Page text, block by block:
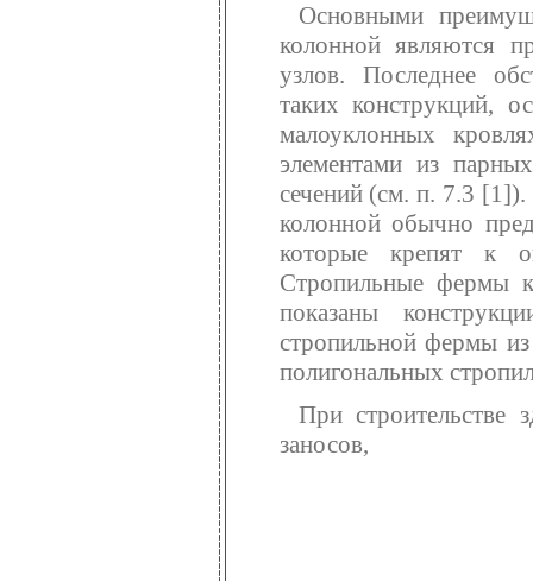
Основными
колонной являются
узлов. Последнее
таких конструкций,
малоуклонных
элементами из
сечений (см. п. 7.3
колонной обычно
которые крепят к
Стропильные фермы
показаны
стропильной фермы
полигональных
При строительстве
заносов,